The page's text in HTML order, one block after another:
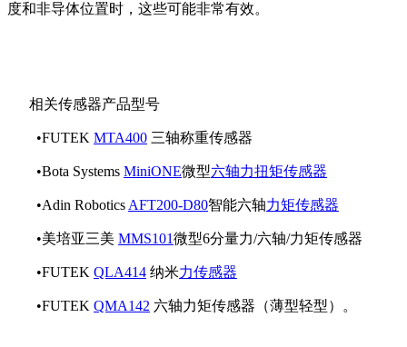
度和非导体位置时，这些可能非常有效。
相关传感器产品型号
•FUTEK MTA400 三轴称重传感器
•Bota Systems MiniONE微型六轴力扭矩传感器
•Adin Robotics AFT200-D80智能六轴力矩传感器
•美培亚三美 MMS101微型6分量力/六轴/力矩传感器
•FUTEK QLA414 纳米力传感器
•FUTEK QMA142 六轴力矩传感器（薄型轻型）。